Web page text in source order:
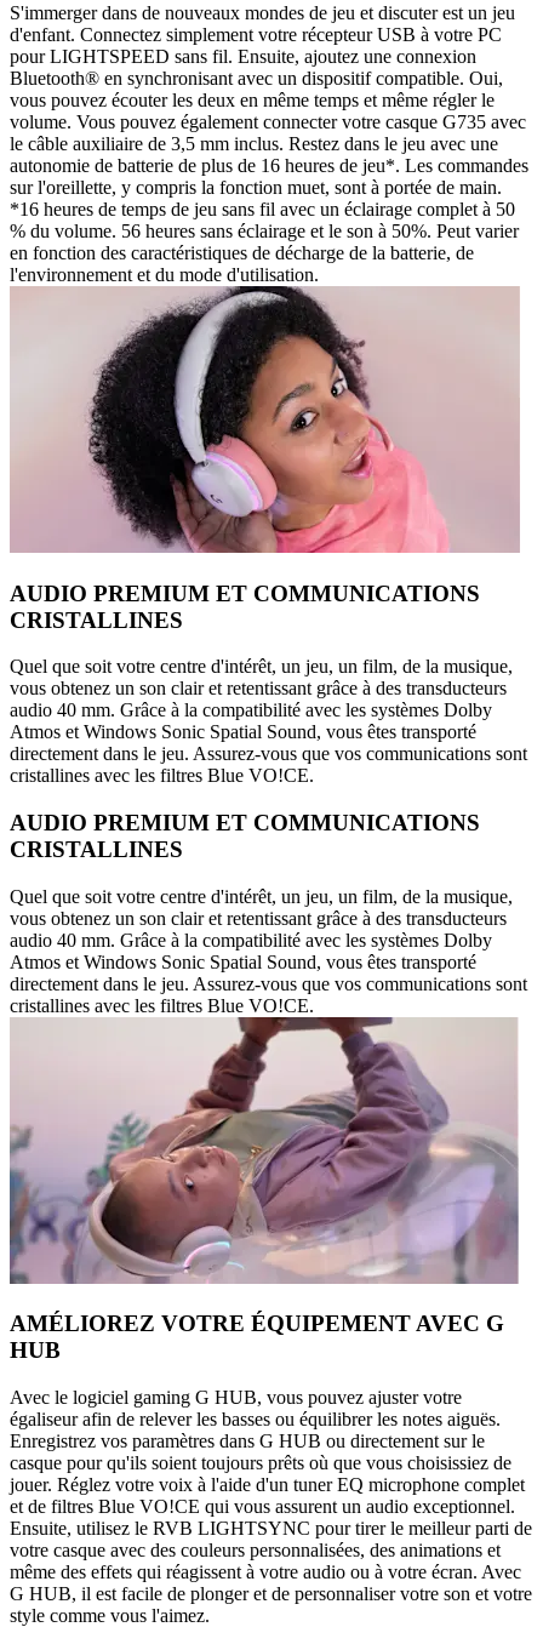
S'immerger dans de nouveaux mondes de jeu et discuter est un jeu
d'enfant. Connectez simplement votre récepteur USB à votre PC
pour LIGHTSPEED sans fil. Ensuite, ajoutez une connexion
Bluetooth® en synchronisant avec un dispositif compatible. Oui,
vous pouvez écouter les deux en même temps et même régler le
volume. Vous pouvez également connecter votre casque G735 avec
le câble auxiliaire de 3,5 mm inclus. Restez dans le jeu avec une
autonomie de batterie de plus de 16 heures de jeu*. Les commandes
sur l'oreillette, y compris la fonction muet, sont à portée de main.
*16 heures de temps de jeu sans fil avec un éclairage complet à 50
% du volume. 56 heures sans éclairage et le son à 50%. Peut varier
en fonction des caractéristiques de décharge de la batterie, de
l'environnement et du mode d'utilisation.
AUDIO PREMIUM ET COMMUNICATIONS
CRISTALLINES
Quel que soit votre centre d'intérêt, un jeu, un film, de la musique,
vous obtenez un son clair et retentissant grâce à des transducteurs
audio 40 mm. Grâce à la compatibilité avec les systèmes Dolby
Atmos et Windows Sonic Spatial Sound, vous êtes transporté
directement dans le jeu. Assurez-vous que vos communications sont
cristallines avec les filtres Blue VO!CE.
AUDIO PREMIUM ET COMMUNICATIONS
CRISTALLINES
Quel que soit votre centre d'intérêt, un jeu, un film, de la musique,
vous obtenez un son clair et retentissant grâce à des transducteurs
audio 40 mm. Grâce à la compatibilité avec les systèmes Dolby
Atmos et Windows Sonic Spatial Sound, vous êtes transporté
directement dans le jeu. Assurez-vous que vos communications sont
cristallines avec les filtres Blue VO!CE.
AMÉLIOREZ VOTRE ÉQUIPEMENT AVEC G
HUB
Avec le logiciel gaming G HUB, vous pouvez ajuster votre
égaliseur afin de relever les basses ou équilibrer les notes aiguës.
Enregistrez vos paramètres dans G HUB ou directement sur le
casque pour qu'ils soient toujours prêts où que vous choisissiez de
jouer. Réglez votre voix à l'aide d'un tuner EQ microphone complet
et de filtres Blue VO!CE qui vous assurent un audio exceptionnel.
Ensuite, utilisez le RVB LIGHTSYNC pour tirer le meilleur parti de
votre casque avec des couleurs personnalisées, des animations et
même des effets qui réagissent à votre audio ou à votre écran. Avec
G HUB, il est facile de plonger et de personnaliser votre son et votre
style comme vous l'aimez.